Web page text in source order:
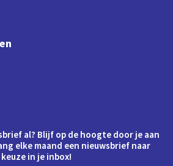
al? Blijf op de hoogte door je aan
elke maand een nieuwsbrief naar
keuze in je inbox!